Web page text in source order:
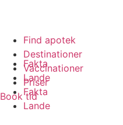
Find apotek
Destinationer
Vaccinationer
Priser
Book tid
Fakta
Lande
Fakta
Lande